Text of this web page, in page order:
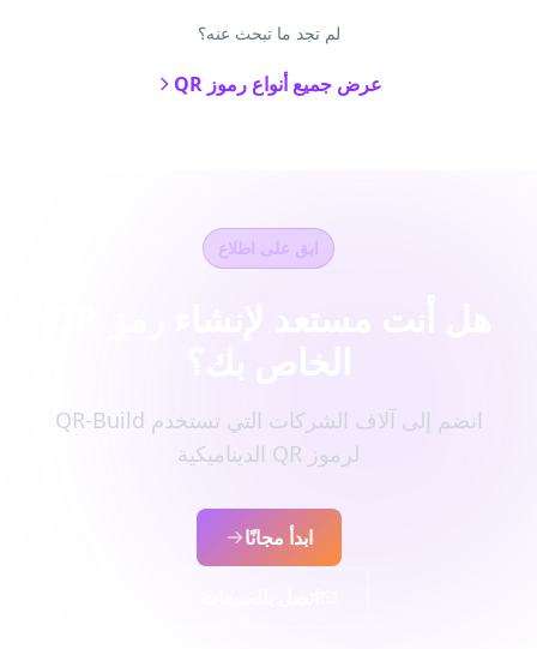
لم تجد ما تبحث عنه؟
عرض جميع أنواع رموز QR
ابق على اطلاع
انضم إلى آلاف الشركات التي تستخدم QR-Build
لرموز QR الديناميكية
ابدأ مجانًا